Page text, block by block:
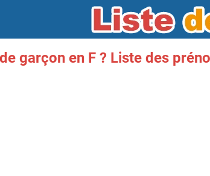
garçon en F ? Liste des